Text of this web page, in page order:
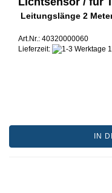
Leitungslänge 2
Art.Nr.: 40320000060
Lieferzeit:
IN